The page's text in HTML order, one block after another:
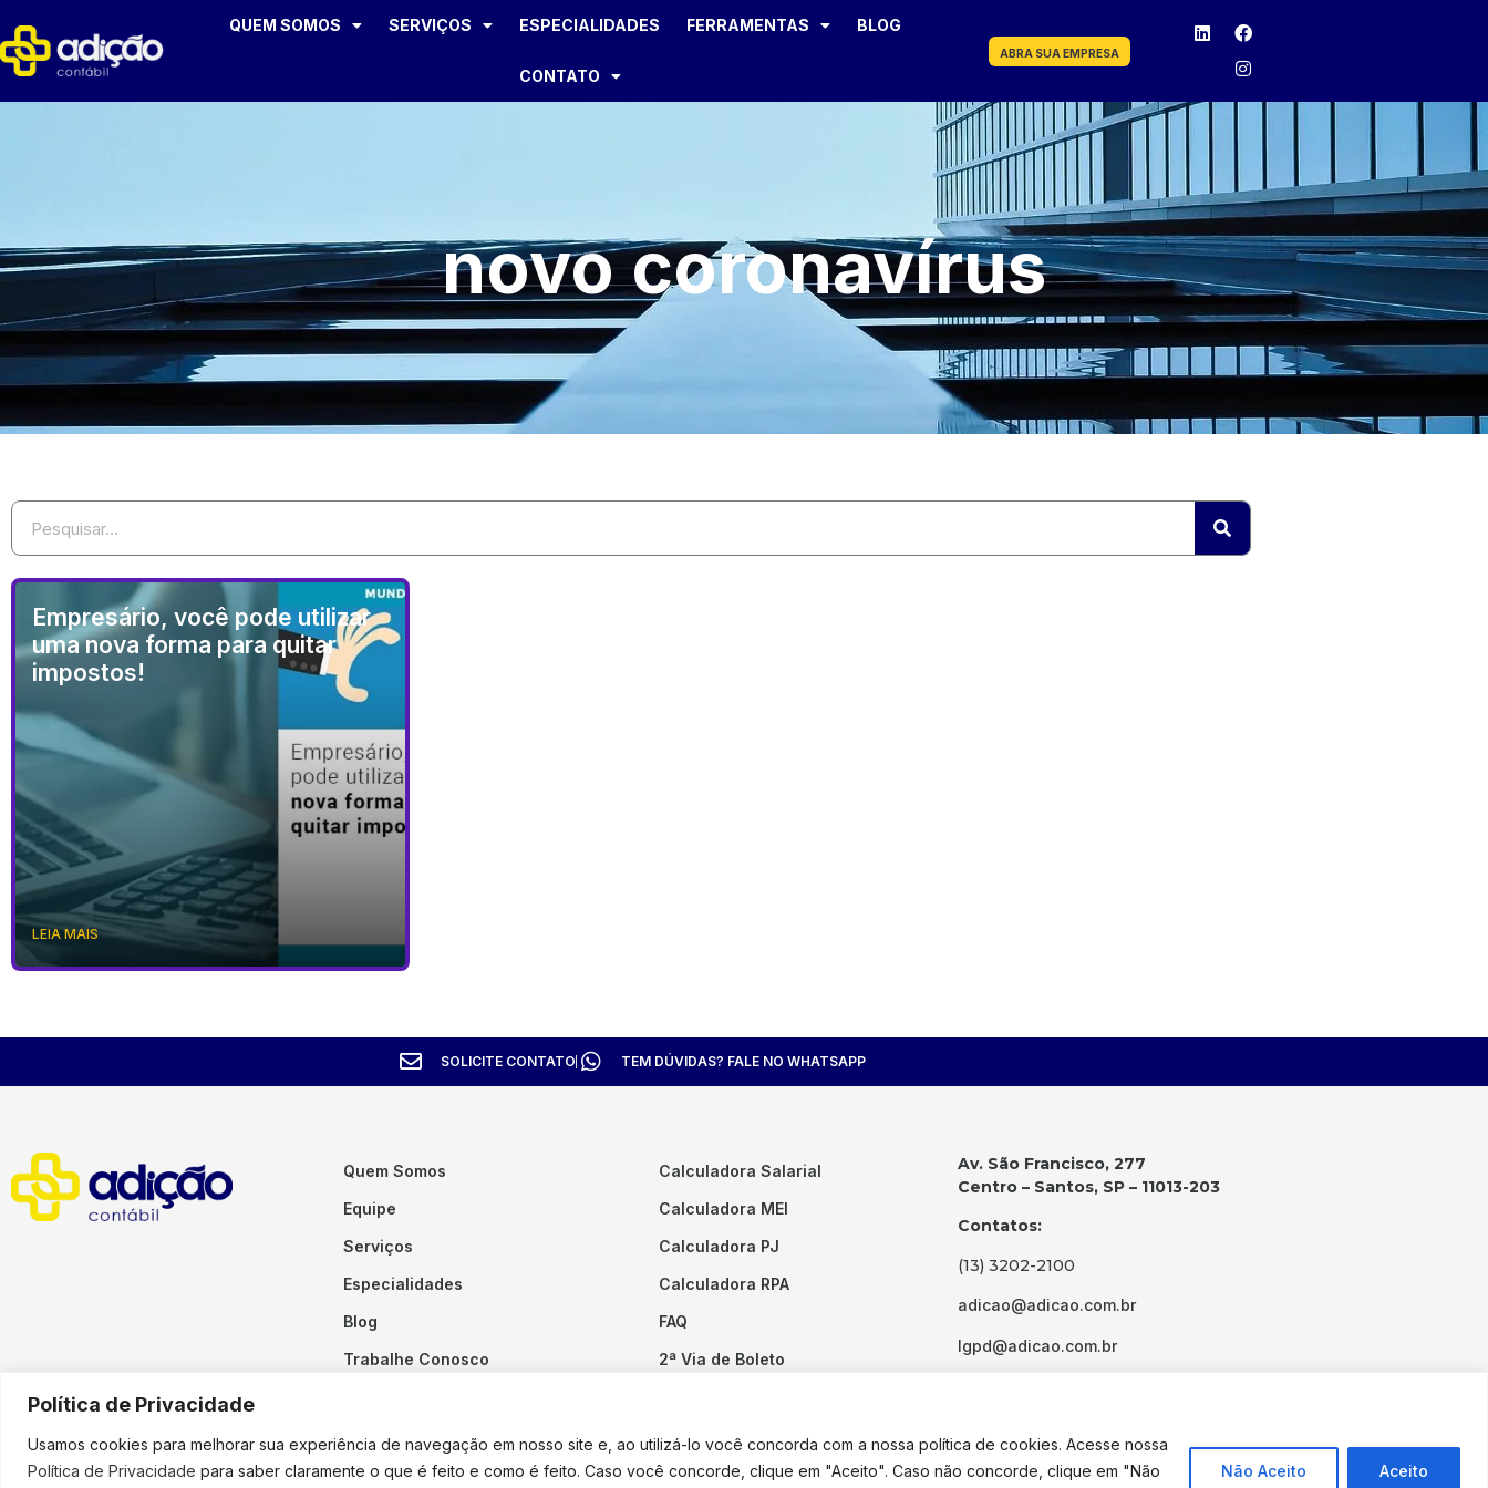
Política de Privacidade
Usamos cookies para melhorar sua experiência de navegação em nosso site e, ao utilizá-lo você concorda com a nossa política de cookies. Acesse nossa
Política de Privacidade para saber claramente o que é feito e como é feito. Caso você concorde, clique em "Aceito". Caso não concorde, clique em "Não
Não Aceito Aceito
QUEM SOMOS SERVIÇOS ESPECIALIDADES FERRAMENTAS BLOG
CONTATO
ABRA SUA EMPRESA
novo coronavírus
Empresário, você pode utilizar
uma nova forma para quitar
impostos!
LEIA MAIS
SOLICITE CONTATO TEM DÚVIDAS? FALE NO WHATSAPP
Quem Somos
Equipe
Serviços
Especialidades
Blog
Trabalhe Conosco
Calculadora Salarial
Calculadora MEI
Calculadora PJ
Calculadora RPA
FAQ
2ª Via de Boleto
Av. São Francisco, 277
Centro – Santos, SP – 11013-203
Contatos:
(13) 3202-2100
adicao@adicao.com.br
lgpd@adicao.com.br